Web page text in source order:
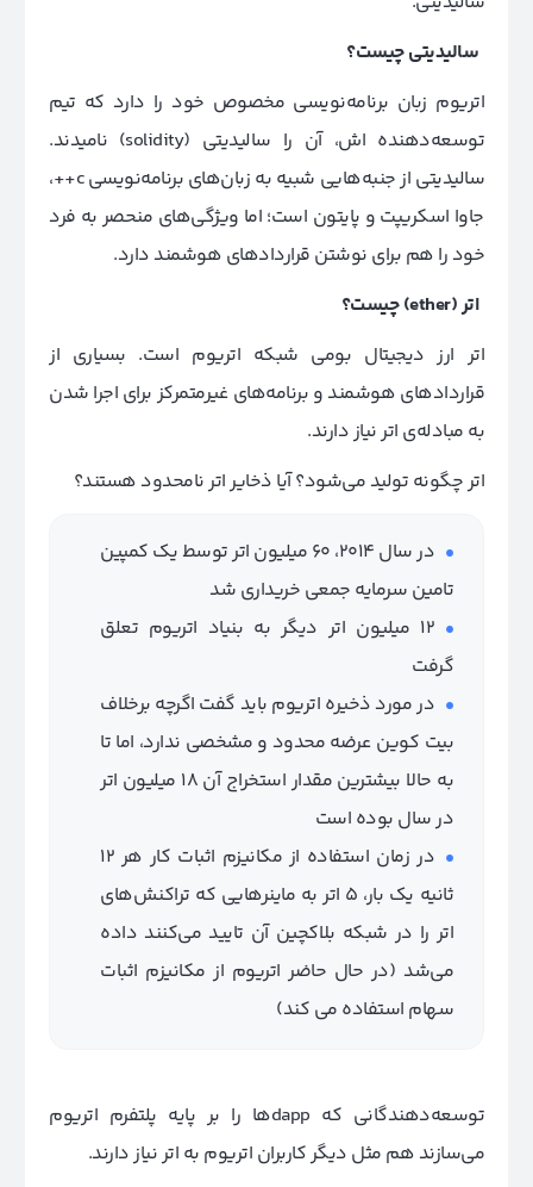
سالیدیتی چیست؟
اتریوم زبان برنامه‌نویسی مخصوص خود را دارد که تیم
توسعه‌دهنده اش، آن را سالیدیتی (solidity) نامیدند.
سالیدیتی از جنبه‌هایی شبیه به زبان‌های برنامه‌نویسی c++،
جاوا اسکریپت و پایتون است؛ اما ویژگی‌های منحصر به فرد
خود را هم برای نوشتن قراردادهای هوشمند دارد.
اتر(ether)
چیست؟
اتر ارز دیجیتال بومی شبکه اتریوم است. بسیاری از
قراردادهای هوشمند و برنامه‌های غیرمتمرکز برای اجرا شدن
به مبادله‌ی اتر نیاز دارند.
اتر چگونه تولید می‌شود؟ آیا ذخایر اتر نامحدود هستند؟
در سال 2014، 60 میلیون اتر توسط یک کمپین
تامین سرمایه جمعی خریداری شد
12 میلیون اتر دیگر به بنیاد اتریوم تعلق
گرفت
در مورد ذخیره اتریوم باید گفت اگرچه برخلاف
بیت کوین عرضه محدود و مشخصی ندارد، اما تا
به حالا بیشترین مقدار استخراج آن 18 میلیون اتر
در سال بوده است
در زمان استفاده از مکانیزم اثبات کار هر 12
ثانیه یک بار، 5 اتر به ماینرهایی که تراکنش‌های
اتر را در شبکه بلاکچین آن تایید می‌کنند داده
می‌شد (در حال حاضر اتریوم از مکانیزم اثبات
سهام استفاده می کند)
توسعه‌دهندگانی که dappها را بر پایه پلتفرم اتریوم
می‌سازند هم مثل دیگر کاربران اتریوم به اتر نیاز دارند.